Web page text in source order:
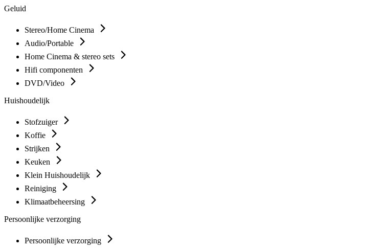
Geluid
Stereo/Home Cinema
Audio/Portable
Home Cinema & stereo sets
Hifi componenten
DVD/Video
Huishoudelijk
Stofzuiger
Koffie
Strijken
Keuken
Klein Huishoudelijk
Reiniging
Klimaatbeheersing
Persoonlijke verzorging
Persoonlijke verzorging